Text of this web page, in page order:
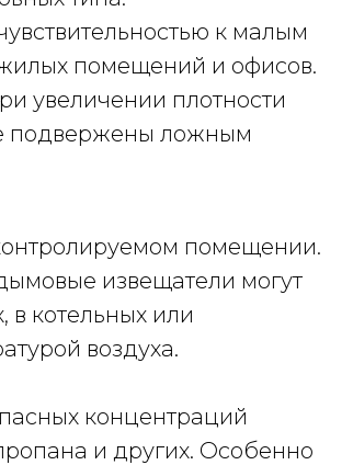
к малым
помещений и офисов.
увеличении плотности
подвержены ложным
помещении.
извещатели могут
котельных или
воздуха.
концентраций
и других. Особенно